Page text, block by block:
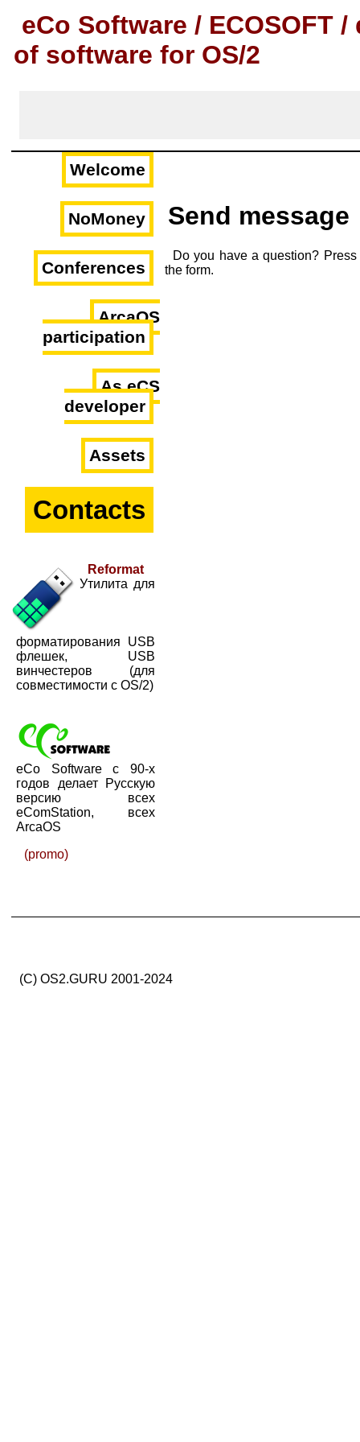
eCo Software / ECOSOFT
of software for OS/2
Welcome
NoMoney
Conferences
ArcaOS
participation
As eCS
developer
Assets
Contacts
Reformat
Утилита для
форматирования USB
флешек, USB
винчестеров (для
совместимости с OS/2)
eCo Software с 90-х
годов делает Русскую
версию всех
eComStation, всех
ArcaOS
(promo)
Send message
Do you have a question?
the form.
(C) OS2.GURU 2001-2024